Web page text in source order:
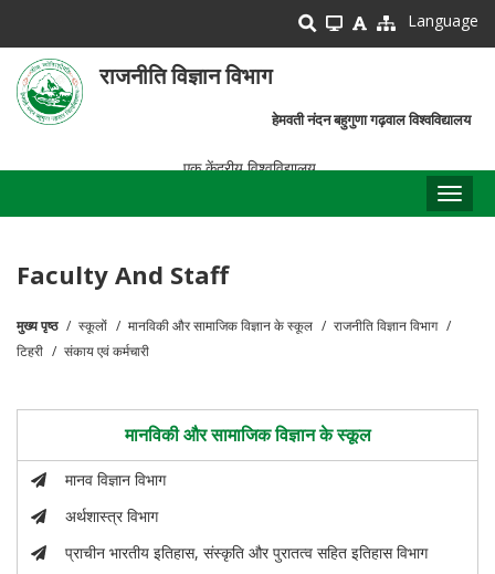
main
content
Language
राजनीति विज्ञान विभाग
हेमवती नंदन बहुगुणा गढ़वाल विश्वविद्यालय
एक केंद्रीय विश्वविद्यालय
Faculty And Staff
पग
मुख्य पृष्ठ स्कूलों मानविकी और सामाजिक विज्ञान के स्कूल
राजनीति विज्ञान विभाग
टिहरी
संकाय एवं कर्मचारी
मानविकी और सामाजिक विज्ञान के स्कूल
मानव विज्ञान विभाग
अर्थशास्त्र विभाग
प्राचीन भारतीय इतिहास, संस्कृति और पुरातत्व सहित इतिहास विभाग